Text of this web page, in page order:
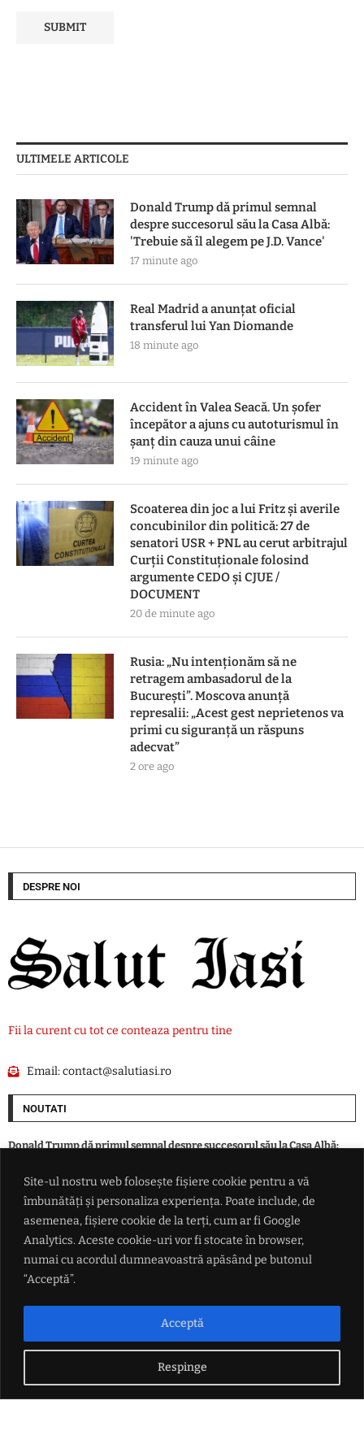
Site-ul nostru web folosește fișiere cookie pentru a vă
îmbunătăți și personaliza experiența. Poate include, de
asemenea, fișiere cookie de la terți, cum ar fi Google
Analytics. Aceste cookie-uri vor fi stocate în browser,
numai cu acordul dumneavoastră apăsând pe butonul
“Acceptă”.
Respinge
Acceptă
ULTIMELE ARTICOLE
Donald Trump dă primul semnal
despre succesorul său la Casa Albă:
'Trebuie să îl alegem pe J.D. Vance'
17 minute ago
Real Madrid a anunțat oficial
transferul lui Yan Diomande
18 minute ago
Accident în Valea Seacă. Un șofer
începător a ajuns cu autoturismul în
șanț din cauza unui câine
19 minute ago
Scoaterea din joc a lui Fritz și averile
concubinilor din politică: 27 de
senatori USR + PNL au cerut arbitrajul
Curții Constituționale folosind
argumente CEDO și CJUE /
DOCUMENT
20 de minute ago
Rusia: „Nu intenționăm să ne
retragem ambasadorul de la
București”. Moscova anunță
represalii: „Acest gest neprietenos va
primi cu siguranţă un răspuns
adecvat”
2 ore ago
DESPRE NOI
Fii la curent cu tot ce conteaza pentru tine
Email:contact@salutiasi.ro
NOUTATI
Donald Trump dă primul semnal despre succesorul său la Casa Albă:
Real Madrid a anunțat oficial transferul lui Yan Diomande
Accident în Valea Seacă. Un șofer începător a ajuns cu autoturismul în
șanț din cauza unui câine
Scoaterea din joc a lui Fritz și averile concubinilor din politică: 27 de
senatori USR + PNL au cerut arbitrajul Curții Constituționale folosind